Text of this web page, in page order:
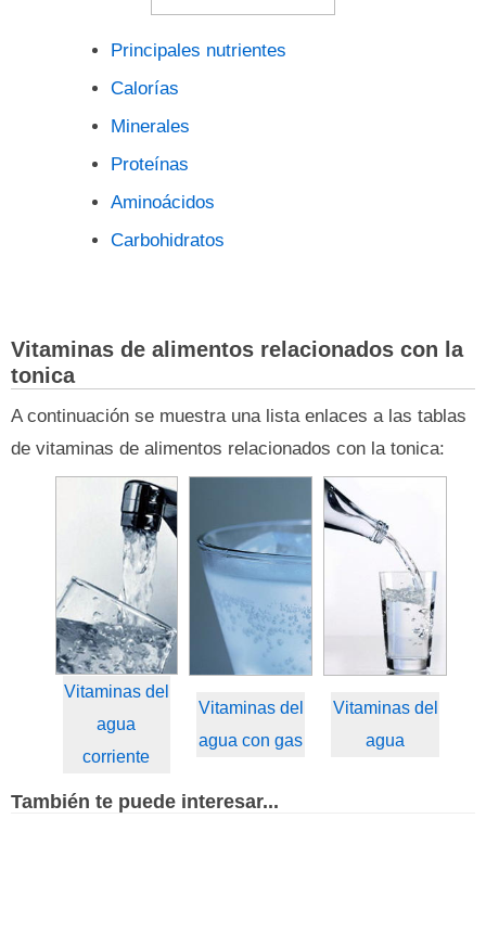
Principales nutrientes
Calorías
Minerales
Proteínas
Aminoácidos
Carbohidratos
Vitaminas de alimentos relacionados con la
tonica
A continuación se muestra una lista enlaces a las tablas
de vitaminas de alimentos relacionados con la tonica:
Vitaminas del
agua
corriente
Vitaminas del
agua con gas
Vitaminas del
agua
También te puede interesar...